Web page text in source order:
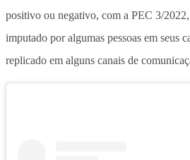
positivo ou negativo, com a PEC 3/
imputado por algumas pessoas em seus
replicado em alguns canais de